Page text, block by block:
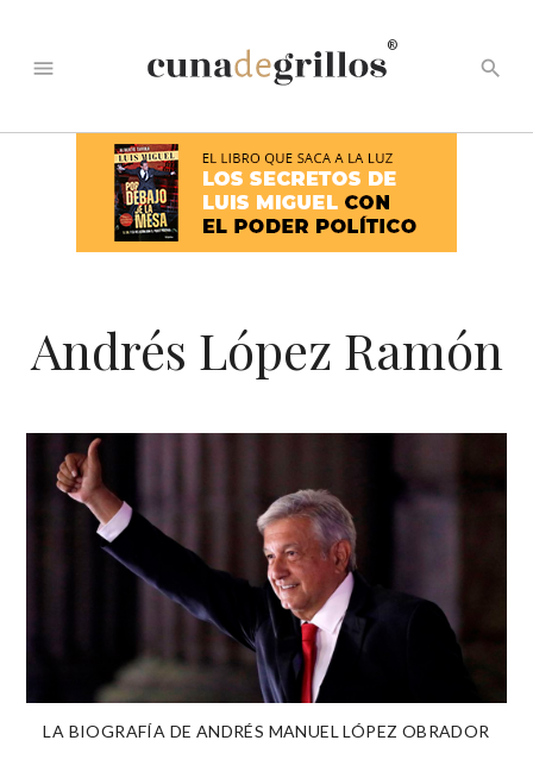
menu
®
search
Andrés López Ramón
LA BIOGRAFÍA DE ANDRÉS MANUEL LÓPEZ OBRADOR